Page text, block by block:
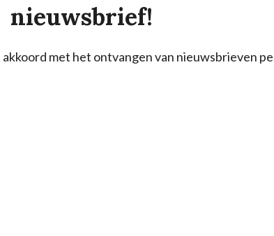
nieuwsbrief!
met het ontvangen van nieuwsbrieven